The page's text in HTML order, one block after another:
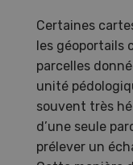
Certaines
les géoportails
parcelles
unité
souvent très
d’une seule
prélever un